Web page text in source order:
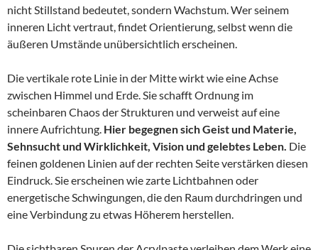
nicht Stillstand bedeutet, sondern Wachstum. Wer seinem
inneren Licht vertraut, findet Orientierung, selbst wenn die
äußeren Umstände unübersichtlich erscheinen.
Die vertikale rote Linie in der Mitte wirkt wie eine Achse
zwischen Himmel und Erde. Sie schafft Ordnung im
scheinbaren Chaos der Strukturen und verweist auf eine
innere Aufrichtung. Hier begegnen sich Geist und Materie,
Sehnsucht und Wirklichkeit, Vision und gelebtes Leben. Die
feinen goldenen Linien auf der rechten Seite verstärken diesen
Eindruck. Sie erscheinen wie zarte Lichtbahnen oder
energetische Schwingungen, die den Raum durchdringen und
eine Verbindung zu etwas Höherem herstellen.